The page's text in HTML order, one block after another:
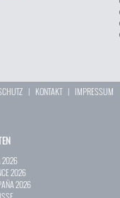
| KONTAKT| IMPRESSUM
2026
2026
2026